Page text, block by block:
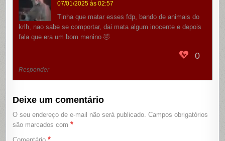
07/01/2025 às 02:57
Tinha que matar esses fdp, bando de animais do
krlh, nao sabe se comportar, dai mata algum inocente e depois
fala que era um bom menino 🤣
0
Responder
Deixe um comentário
O seu endereço de e-mail não será publicado. Campos obrigatórios
são marcados com*
*